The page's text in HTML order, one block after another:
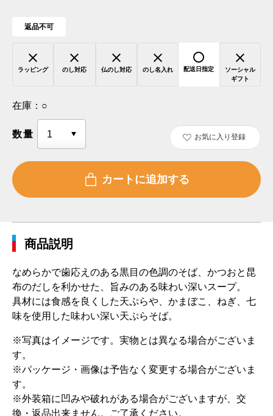
返品不可
ラッピング のし対応 仏のし対応 のし名入れ 配送日指定
ソーシャル
ギフト
在庫： ○
数量 お気に入り登録
商品説明
なめらかで歯応えのある黒目の色調のそば、かつおと昆
布のだしを利かせた、旨みのある味わい深いスープ。
具材には食感を良くした天ぷらや、かまぼこ、ねぎ、七
味を使用した味わい深い天ぷらそば。
※写真はイメージです。実物とは異なる場合がございま
す。
※パッケージ・画像は予告なく変更する場合がございま
す。
※外装箱に凹みや破れがある場合がございますが、交
換・返品出来ません。ご了承ください。